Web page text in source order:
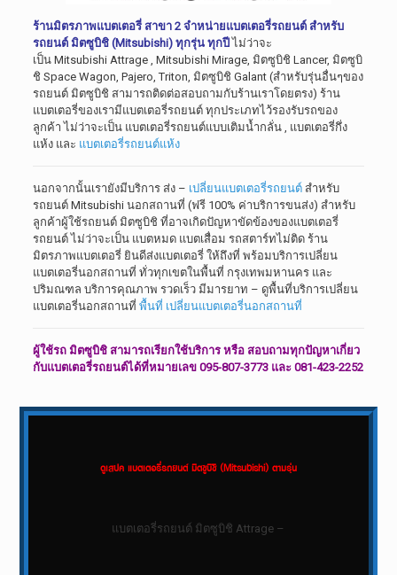
ร้านมิตรภาพแบตเตอรี่ สาขา 2 จำหน่ายแบตเตอรี่รถยนต์ สำหรับ
รถยนต์ มิตซูบิชิ (Mitsubishi) ทุกรุ่น ทุกปี ไม่ว่าจะ
เป็น Mitsubishi Attrage , Mitsubishi Mirage, มิตซูบิชิ Lancer, มิตซูบิ
ชิ Space Wagon, Pajero, Triton, มิตซูบิชิ Galant (สำหรับรุ่นอื่นๆของ
รถยนต์ มิตซูบิชิ สามารถติดต่อสอบถามกับร้านเราโดยตรง) ร้าน
แบตเตอรี่ของเรามีแบตเตอรี่รถยนต์ ทุกประเภทไว้รองรับรถของ
ลูกค้า ไม่ว่าจะเป็น แบตเตอรี่รถยนต์แบบเติมน้ำกลั่น , แบตเตอรี่กึ่ง
แห้ง และ แบตเตอรี่รถยนต์แห้ง
นอกจากนั้นเรายังมีบริการ ส่ง – เปลี่ยนแบตเตอรี่รถยนต์สำหรับ
รถยนต์ Mitsubishi นอกสถานที่ (ฟรี 100% ค่าบริการขนส่ง) สำหรับ
ลูกค้าผู้ใช้รถยนต์ มิตซูบิชิ ที่อาจเกิดปัญหาขัดข้องของแบตเตอรี่
รถยนต์ ไม่ว่าจะเป็น แบตหมด แบตเสื่อม รถสตาร์ทไม่ติด ร้าน
มิตรภาพแบตเตอรี่ ยินดีส่งแบตเตอรี่ ให้ถึงที่ พร้อมบริการเปลี่ยน
แบตเตอรี่นอกสถานที่ ทั่วทุกเขตในพื้นที่ กรุงเทพมหานคร และ
ปริมณฑล บริการคุณภาพ รวดเร็ว มีมารยาท – ดูพื้นที่บริการเปลี่ยน
แบตเตอรี่นอกสถานที่ พื้นที่ เปลี่ยนแบตเตอรี่นอกสถานที่
ผู้ใช้รถ มิตซูบิชิ สามารถเรียกใช้บริการ หรือ สอบถามทุกปัญหาเกี่ยว
กับแบตเตอรี่รถยนต์ได้ที่หมายเลข 095-807-3773 และ 081-423-2252
ดูเสปค แบตเตอรี่รถยนต์ มิตซูบิชิ (Mitsubishi) ตามรุ่น
แบตเตอรี่รถยนต์ มิตซูบิชิ Attrage –